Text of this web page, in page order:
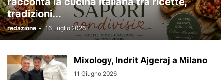
tradizioni...
redazione - 16 Luglio 2026
Mixology, Indrit Ajgeraj a Milano
11 Giugno 2026